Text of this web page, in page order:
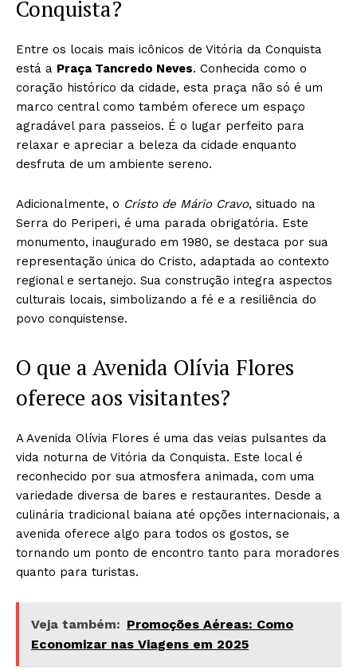
Conquista?
Entre os locais mais icônicos de Vitória da Conquista
está a Praça Tancredo Neves. Conhecida como o
coração histórico da cidade, esta praça não só é um
marco central como também oferece um espaço
agradável para passeios. É o lugar perfeito para
relaxar e apreciar a beleza da cidade enquanto
desfruta de um ambiente sereno.
Adicionalmente, o Cristo de Mário Cravo, situado na
Serra do Periperi, é uma parada obrigatória. Este
monumento, inaugurado em 1980, se destaca por sua
representação única do Cristo, adaptada ao contexto
regional e sertanejo. Sua construção integra aspectos
culturais locais, simbolizando a fé e a resiliência do
povo conquistense.
O que a Avenida Olívia Flores
oferece aos visitantes?
A Avenida Olívia Flores é uma das veias pulsantes da
vida noturna de Vitória da Conquista. Este local é
reconhecido por sua atmosfera animada, com uma
variedade diversa de bares e restaurantes. Desde a
culinária tradicional baiana até opções internacionais, a
avenida oferece algo para todos os gostos, se
tornando um ponto de encontro tanto para moradores
quanto para turistas.
Veja também: Promoções Aéreas: Como
Economizar nas Viagens em 2025